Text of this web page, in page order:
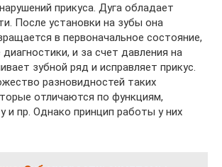
прикуса. Дуга обладает
После установки на зубы она
в первоначальное состояние,
и за счет давления на
зубной ряд и исправляет прикус.
разновидностей таких
отличаются по функциям,
и пр. Однако принцип работы у них